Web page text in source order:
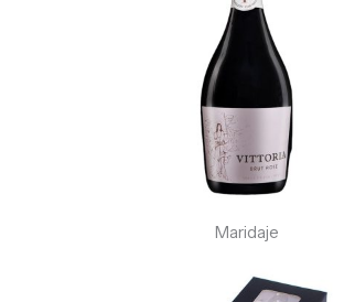
Maridaje